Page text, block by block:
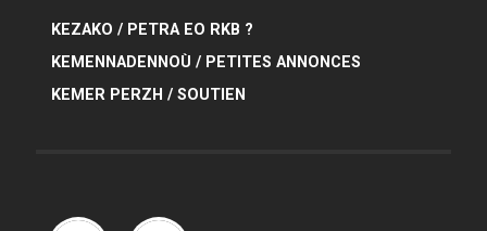
KEZAKO / PETRA EO RKB ?
KEMENNADENNOÙ / PETITES ANNONCES
KEMER PERZH / SOUTIEN